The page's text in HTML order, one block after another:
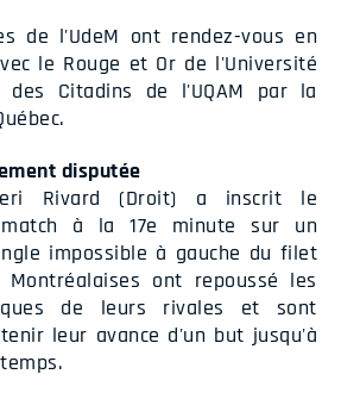
de l'UdeM ont rendez-vous en
le Rouge et Or de l'Université
des Citadins de l'UQAM par la
disputée
Rivard (Droit) a inscrit le
à la 17e minute sur un
impossible à gauche du filet
Montréalaises ont repoussé les
de leurs rivales et sont
leur avance d'un but jusqu'à